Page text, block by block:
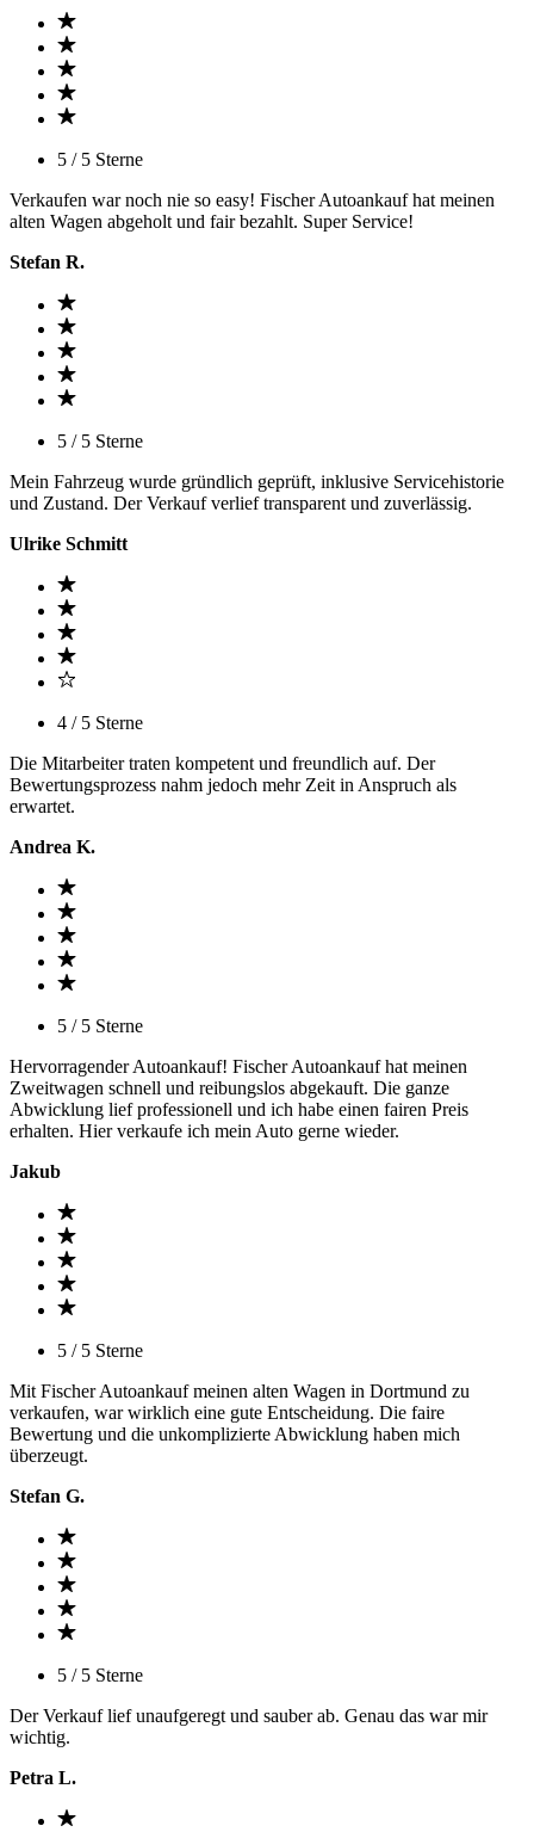
5 / 5 Sterne
Verkaufen war noch nie so easy! Fischer Autoankauf hat meinen
alten Wagen abgeholt und fair bezahlt. Super Service!
Stefan R.
5 / 5 Sterne
Mein Fahrzeug wurde gründlich geprüft, inklusive Servicehistorie
und Zustand. Der Verkauf verlief transparent und zuverlässig.
Ulrike Schmitt
4 / 5 Sterne
Die Mitarbeiter traten kompetent und freundlich auf. Der
Bewertungsprozess nahm jedoch mehr Zeit in Anspruch als
erwartet.
Andrea K.
5 / 5 Sterne
Hervorragender Autoankauf! Fischer Autoankauf hat meinen
Zweitwagen schnell und reibungslos abgekauft. Die ganze
Abwicklung lief professionell und ich habe einen fairen Preis
erhalten. Hier verkaufe ich mein Auto gerne wieder.
Jakub
5 / 5 Sterne
Mit Fischer Autoankauf meinen alten Wagen in Dortmund zu
verkaufen, war wirklich eine gute Entscheidung. Die faire
Bewertung und die unkomplizierte Abwicklung haben mich
überzeugt.
Stefan G.
5 / 5 Sterne
Der Verkauf lief unaufgeregt und sauber ab. Genau das war mir
wichtig.
Petra L.